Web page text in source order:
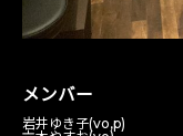
メンバー
岩井ゆき子(vo,p)